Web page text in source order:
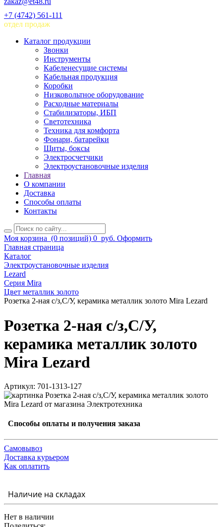
+7 (4742) 561-111
отдел продаж
Каталог продукции
Звонки
Инструменты
Кабеленесущие системы
Кабельная продукция
Коробки
Низковольтное оборудование
Расходные материалы
Стабилизаторы, ИБП
Светотехника
Техника для комфорта
Фонари, батарейки
Щиты, боксы
Электросчетчики
Электроустановочные изделия
Главная
О компании
Доставка
Способы оплаты
Контакты
Моя корзина (0 позиций) 0 руб. Оформить
Главная страница
Каталог
Электроустановочные изделия
Lezard
Серия Mira
Цвет металлик золото
Розетка 2-ная с/з,С/У, керамика металлик золото Mira Lezard
Розетка 2-ная с/з,С/У,
керамика металлик золото
Mira Lezard
Артикул: 701-1313-127
Способы оплаты и получения заказа
Самовывоз
Доставка курьером
Как оплатить
Наличие на складах
Нет в наличии